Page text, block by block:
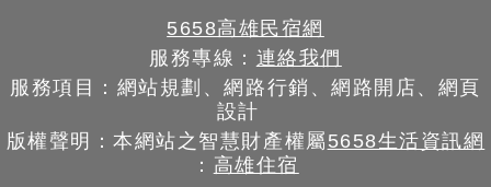
5658高雄民宿網
服務專線： 連絡我們
服務項目：網站規劃、網路行銷、網路開店、網頁
設計
版權聲明：本網站之智慧財產權屬5658生活資訊網
： 高雄住宿